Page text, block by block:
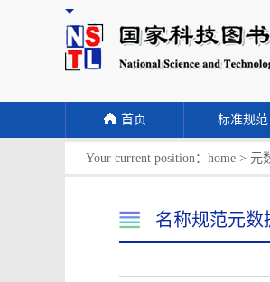
首页 标准规范
Your current position： home > 元
名称规范元数